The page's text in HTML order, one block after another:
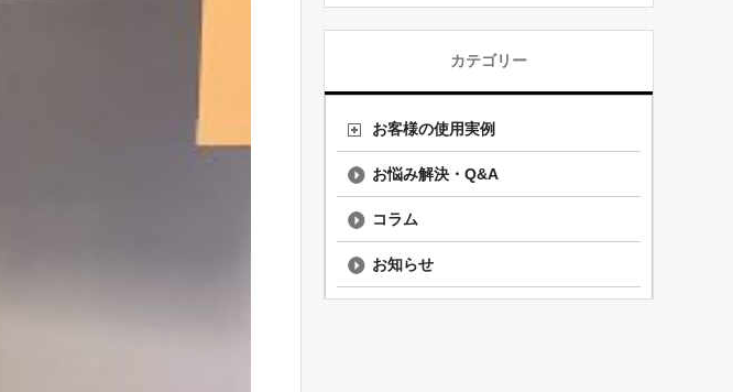
カテゴリー
お客様の使用実例
お悩み解決・Q&A
コラム
お知らせ